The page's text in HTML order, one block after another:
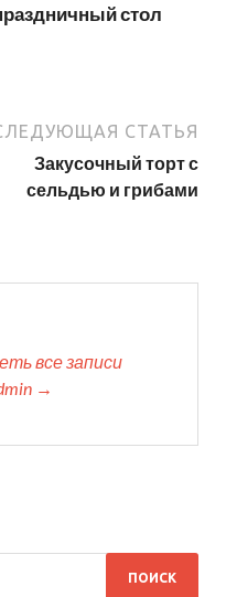
стол
СТАТЬЯ
Закусочный торт с
сельдью и грибами
все записи
→